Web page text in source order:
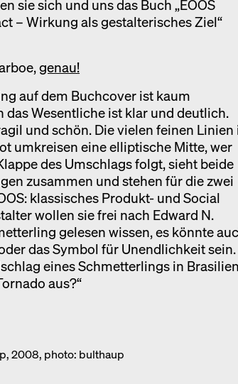
sie sich und uns das Buch „EOOS
– Wirkung als gestalterisches Ziel“
genau!
auf dem Buchcover ist kaum
das Wesentliche ist klar und deutlich.
und schön. Die vielen feinen Linien
umkreisen eine elliptische Mitte, wer
des Umschlags folgt, sieht beide
zusammen und stehen für die zwei
klassisches Produkt- und Social
wollen sie frei nach Edward N.
gelesen wissen, es könnte
das Symbol für Unendlichkeit sein.
eines Schmetterlings in Brasilien
aus?“
2008, photo: bulthaup